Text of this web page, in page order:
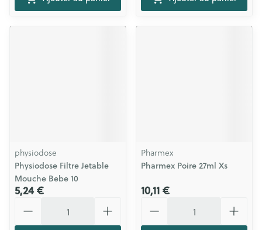
physiodose
Physiodose Filtre Jetable
Mouche Bebe 10
5,24 €
Pharmex
Pharmex Poire 27ml Xs
10,11 €